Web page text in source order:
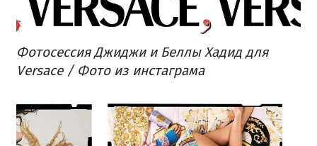
Фотосессия Джиджи и Беллы Хадид для
Versace / Фото из инстаграма